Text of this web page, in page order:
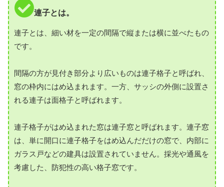
連子とは。
連子とは、細い材を一定の間隔で縦または横に並べたもの
です。
間隔の方が見付き部分より広いものは連子格子と呼ばれ、
窓の枠内にはめ込まれます。一方、サッシの外側に設置さ
れる連子は面格子と呼ばれます。
連子格子がはめ込まれた窓は連子窓と呼ばれます。連子窓
は、単に開口に連子格子をはめ込んだだけの窓で、内部に
ガラス戸などの建具は設置されていません。採光や通風を
考慮した、防犯性の高い格子窓です。